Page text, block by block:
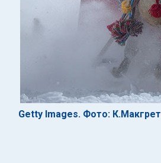
Getty Images. Фото: К.Макгрет